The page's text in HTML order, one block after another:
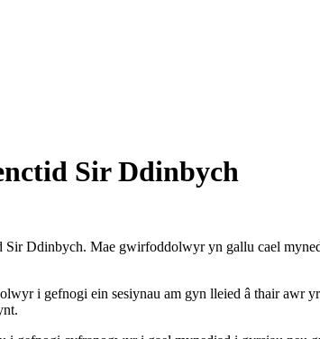
Sir Ddinbych
Ddinbych. Mae gwirfoddolwyr yn gallu cael
i gefnogi ein sesiynau am gyn lleied â thair awr